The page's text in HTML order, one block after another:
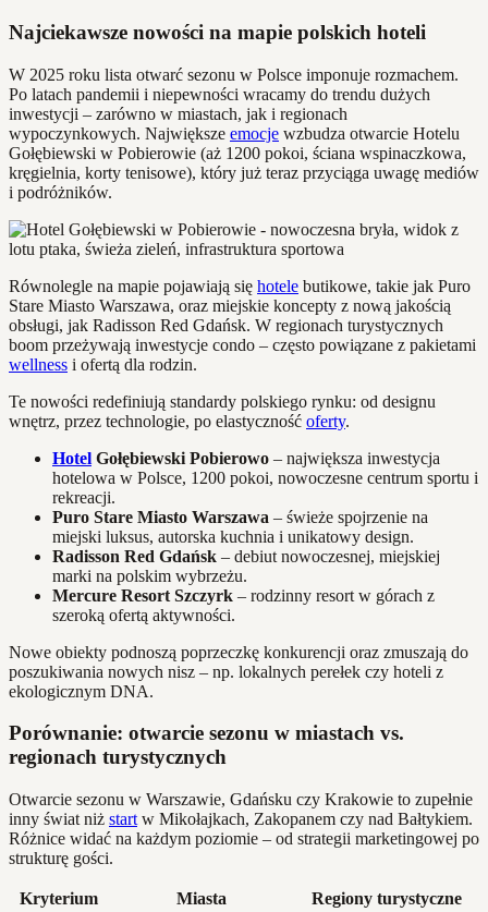
Najciekawsze nowości na mapie polskich hoteli
W 2025 roku lista otwarć sezonu w Polsce imponuje rozmachem.
Po latach pandemii i niepewności wracamy do trendu dużych
inwestycji – zarówno w miastach, jak i regionach
wypoczynkowych. Największe emocje wzbudza otwarcie Hotelu
Gołębiewski w Pobierowie (aż 1200 pokoi, ściana wspinaczkowa,
kręgielnia, korty tenisowe), który już teraz przyciąga uwagę mediów
i podróżników.
Równolegle na mapie pojawiają się hotele butikowe, takie jak Puro
Stare Miasto Warszawa, oraz miejskie koncepty z nową jakością
obsługi, jak Radisson Red Gdańsk. W regionach turystycznych
boom przeżywają inwestycje condo – często powiązane z pakietami
wellness i ofertą dla rodzin.
Te nowości redefiniują standardy polskiego rynku: od designu
wnętrz, przez technologie, po elastyczność oferty.
Hotel Gołębiewski Pobierowo – największa inwestycja
hotelowa w Polsce, 1200 pokoi, nowoczesne centrum sportu i
rekreacji.
Puro Stare Miasto Warszawa – świeże spojrzenie na
miejski luksus, autorska kuchnia i unikatowy design.
Radisson Red Gdańsk – debiut nowoczesnej, miejskiej
marki na polskim wybrzeżu.
Mercure Resort Szczyrk – rodzinny resort w górach z
szeroką ofertą aktywności.
Nowe obiekty podnoszą poprzeczkę konkurencji oraz zmuszają do
poszukiwania nowych nisz – np. lokalnych perełek czy hoteli z
ekologicznym DNA.
Porównanie: otwarcie sezonu w miastach vs.
regionach turystycznych
Otwarcie sezonu w Warszawie, Gdańsku czy Krakowie to zupełnie
inny świat niż start w Mikołajkach, Zakopanem czy nad Bałtykiem.
Różnice widać na każdym poziomie – od strategii marketingowej po
strukturę gości.
Kryterium Miasta
Regiony turystyczne